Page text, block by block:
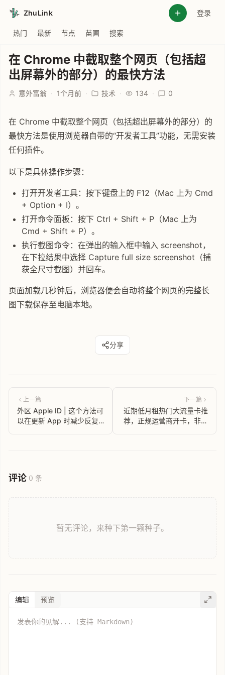
ZhuLink 登录
热门 最新 节点 苗圃 搜索
在 Chrome 中截取整个网页（包括超
出屏幕外的部分）的最快方法
意外富翁 · 1个月前 · 技术 · 134 · 0
在 Chrome 中截取整个网页（包括超出屏幕外的部分）的
最快方法是使用浏览器自带的“开发者工具”功能，无需安装
任何插件。
以下是具体操作步骤：
打开开发者工具：按下键盘上的 F12（Mac 上为 Cmd
+ Option + I）。
打开命令面板：按下 Ctrl + Shift + P（Mac 上为
Cmd + Shift + P）。
执行截图命令：在弹出的输入框中输入 screenshot，
在下拉结果中选择 Capture full size screenshot（捕
获全尺寸截图）并回车。
页面加载几秒钟后，浏览器便会自动将整个网页的完整长
图下载保存至电脑本地。
分享
上一篇
外区 Apple ID | 这个方法可
以在更新 App 时减少反复
下一篇
近期低月租热门大流量卡推
荐，正规运营商开卡，非物
评论 0 条
暂无评论，来种下第一颗种子。
编辑 预览